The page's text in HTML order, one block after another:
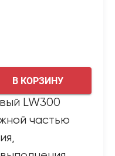
В КОРЗИНУ
LW300
частью